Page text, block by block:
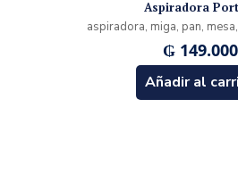
Aspiradora
aspiradora, miga, pan,
₲ 149.000
Añadir al